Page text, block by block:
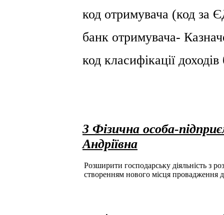
код отримувача (код
банк отримувача-
код класифікації
3 Фізична особа-
Андріївна
Розширити господарську діяльність з
створенням нового місця провадження